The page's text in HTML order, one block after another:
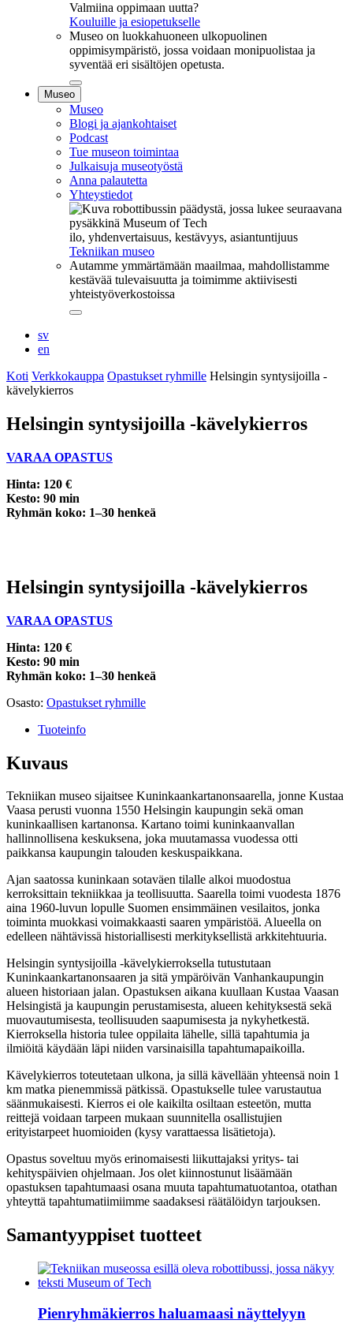
Valmiina oppimaan uutta?
Kouluille ja esiopetukselle
Museo on luokkahuoneen ulkopuolinen
oppimisympäristö, jossa voidaan monipuolistaa ja
syventää eri sisältöjen opetusta.
Sulje
alavalikko
Museo
Museo
Blogi ja ajankohtaiset
Podcast
Tue museon toimintaa
Julkaisuja museotyöstä
Anna palautetta
Yhteystiedot
ilo, yhdenvertaisuus, kestävyys, asiantuntijuus
Tekniikan museo
Autamme ymmärtämään maailmaa, mahdollistamme
kestävää tulevaisuutta ja toimimme aktiivisesti
yhteistyöverkostoissa
Sulje
sv
en
Koti Verkkokauppa Opastukset ryhmille Helsingin syntysijoilla -
kävelykierros
Helsingin syntysijoilla -kävelykierros
VARAA OPASTUS
Hinta: 120 €
Kesto: 90 min
Ryhmän koko: 1–30 henkeä
Helsingin syntysijoilla -kävelykierros
VARAA OPASTUS
Hinta: 120 €
Kesto: 90 min
Ryhmän koko: 1–30 henkeä
Osasto: Opastukset ryhmille
Tuoteinfo
Kuvaus
Tekniikan museo sijaitsee Kuninkaankartanonsaarella, jonne Kustaa
Vaasa perusti vuonna 1550 Helsingin kaupungin sekä oman
kuninkaallisen kartanonsa. Kartano toimi kuninkaanvallan
hallinnollisena keskuksena, joka muutamassa vuodessa otti
paikkansa kaupungin talouden keskuspaikkana.
Ajan saatossa kuninkaan sotaväen tilalle alkoi muodostua
kerroksittain tekniikkaa ja teollisuutta. Saarella toimi vuodesta 1876
aina 1960-luvun lopulle Suomen ensimmäinen vesilaitos, jonka
toiminta muokkasi voimakkaasti saaren ympäristöä. Alueella on
edelleen nähtävissä historiallisesti merkityksellistä arkkitehtuuria.
Helsingin syntysijoilla -kävelykierroksella tutustutaan
Kuninkaankartanonsaaren ja sitä ympäröivän Vanhankaupungin
alueen historiaan jalan. Opastuksen aikana kuullaan Kustaa Vaasan
Helsingistä ja kaupungin perustamisesta, alueen kehityksestä sekä
muovautumisesta, teollisuuden saapumisesta ja nykyhetkestä.
Kierroksella historia tulee oppilaita lähelle, sillä tapahtumia ja
ilmiöitä käydään läpi niiden varsinaisilla tapahtumapaikoilla.
Kävelykierros toteutetaan ulkona, ja sillä kävellään yhteensä noin 1
km matka pienemmissä pätkissä. Opastukselle tulee varustautua
säänmukaisesti. Kierros ei ole kaikilta osiltaan esteetön, mutta
reittejä voidaan tarpeen mukaan suunnitella osallistujien
erityistarpeet huomioiden (kysy varattaessa lisätietoja).
Opastus soveltuu myös erinomaisesti liikuttajaksi yritys- tai
kehityspäivien ohjelmaan. Jos olet kiinnostunut lisäämään
opastuksen tapahtumaasi osana muuta tapahtumatuotantoa, otathan
yhteyttä tapahtumatiimiimme saadaksesi räätälöidyn tarjouksen.
Samantyyppiset tuotteet
Pienryhmäkierros haluamaasi näyttelyyn